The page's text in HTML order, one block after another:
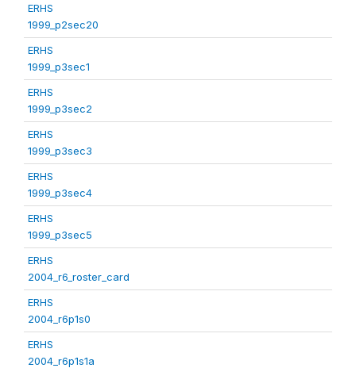
ERHS
1999_p2sec20
ERHS
1999_p3sec1
ERHS
1999_p3sec2
ERHS
1999_p3sec3
ERHS
1999_p3sec4
ERHS
1999_p3sec5
ERHS
2004_r6_roster_card
ERHS
2004_r6p1s0
ERHS
2004_r6p1s1a